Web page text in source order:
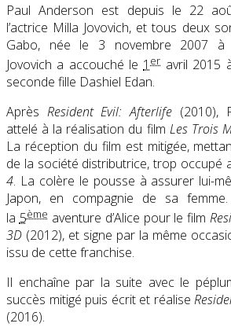
Paul Anderson est depuis le 22
l’actrice Milla Jovovich, et tous deux
Gabo, née le 3 novembre 2007 à
Jovovich a accouché le 1er avril 2015
seconde fille Dashiel Edan.
Après Resident Evil: Afterlife (2010),
attelé à la réalisation du film Les Trois
La réception du film est mitigée,
de la société distributrice, trop occupé
4. La colère le pousse à assurer lui-
Japon, en compagnie de sa
la 5ème aventure d’Alice pour le film
3D (2012), et signe par la même
issu de cette franchise.
Il enchaîne par la suite avec le
succès mitigé puis écrit et réalise
(2016).